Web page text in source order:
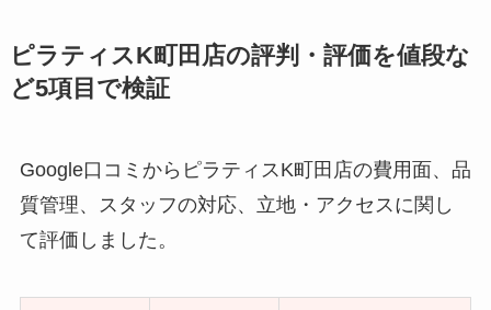
ピラティスK町田店の評判・評価を値段な
ど5項目で検証
Google口コミからピラティスK町田店の費用面、品
質管理、スタッフの対応、立地・アクセスに関し
て評価しました。